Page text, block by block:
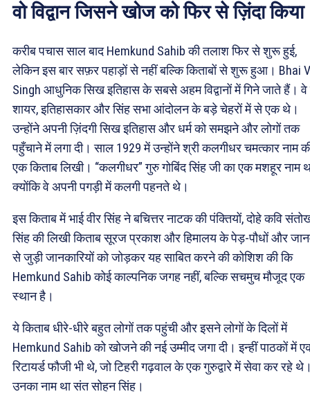
वो विद्वान जिसने खोज को फिर से ज़िंदा किया
करीब पचास साल बाद Hemkund Sahib की तलाश फिर से शुरू हुई,
लेकिन इस बार सफ़र पहाड़ों से नहीं बल्कि किताबों से शुरू हुआ। Bhai
Singh आधुनिक सिख इतिहास के सबसे अहम विद्वानों में गिने जाते हैं।
शायर, इतिहासकार और सिंह सभा आंदोलन के बड़े चेहरों में से एक थे।
उन्होंने अपनी ज़िंदगी सिख इतिहास और धर्म को समझने और लोगों तक
पहुँचाने में लगा दी। साल 1929 में उन्होंने श्री कलगीधर चमत्कार नाम
एक किताब लिखी। “कलगीधर” गुरु गोबिंद सिंह जी का एक मशहूर नाम
क्योंकि वे अपनी पगड़ी में कलगी पहनते थे।
इस किताब में भाई वीर सिंह ने बचित्तर नाटक की पंक्तियों, दोहे कवि
सिंह की लिखी किताब सूरज प्रकाश और हिमालय के पेड़-पौधों और
से जुड़ी जानकारियों को जोड़कर यह साबित करने की कोशिश की कि
Hemkund Sahib कोई काल्पनिक जगह नहीं, बल्कि सचमुच मौजूद एक
स्थान है।
ये किताब धीरे-धीरे बहुत लोगों तक पहुंची और इसने लोगों के दिलों में
Hemkund Sahib को खोजने की नई उम्मीद जगा दी। इन्हीं पाठकों में
रिटायर्ड फौजी भी थे, जो टिहरी गढ़वाल के एक गुरुद्वारे में सेवा कर रहे
उनका नाम था संत सोहन सिंह।